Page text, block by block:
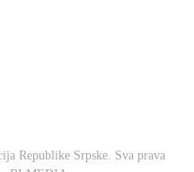
Republike Srpske. Sva prava